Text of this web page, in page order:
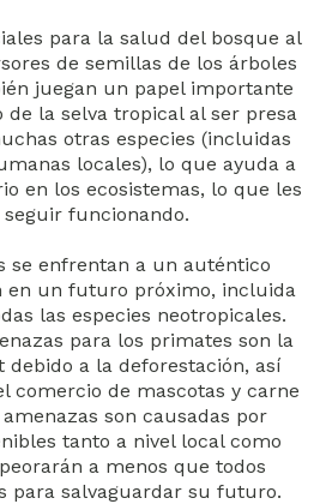
para la salud del bosque al
de semillas de los árboles
juegan un papel importante
de la selva tropical al ser presa
otras especies (incluidas
locales), lo que ayuda a
en los ecosistemas, lo que les
funcionando.
se enfrentan a un auténtico
en un futuro próximo, incluida
las especies neotropicales.
para los primates son la
debido a la deforestación, así
comercio de mascotas y carne
son causadas por
tanto a nivel local como
a menos que todos
para salvaguardar su futuro.